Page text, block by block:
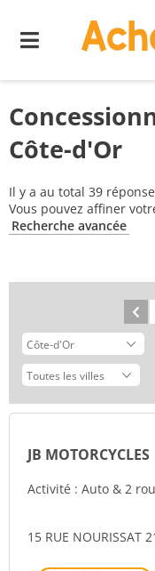
Menu
Côte-d'Or
Il y a au total 39
Vous pouvez affiner
Recherche avancée
JB MOTORCYCLES
Activité : Auto & 2
15 RUE NOURISSAT